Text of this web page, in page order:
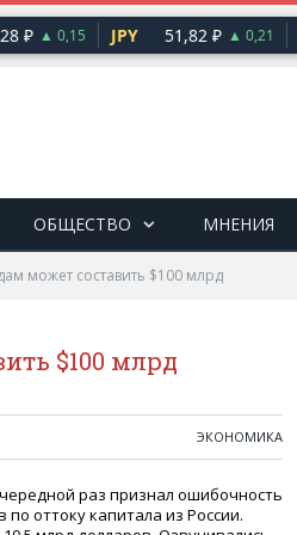
₽ ▲ 0,15 JPY 51,82 ₽ ▲ 0,21
ОБЩЕСТВО МНЕНИЯ
может составить $100 млрд
$100 млрд
ЭКОНОМИКА
раз признал ошибочность
по оттоку капитала из России.